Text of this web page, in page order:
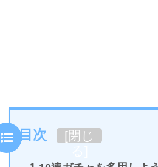
目次 [閉じ